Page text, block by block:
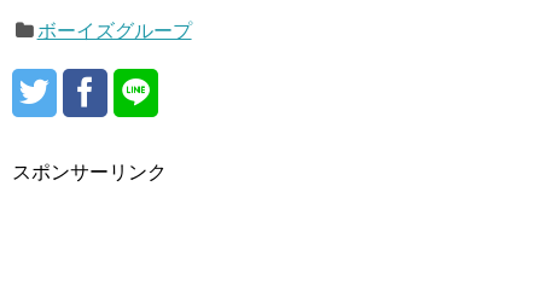
ボーイズグループ
スポンサーリンク